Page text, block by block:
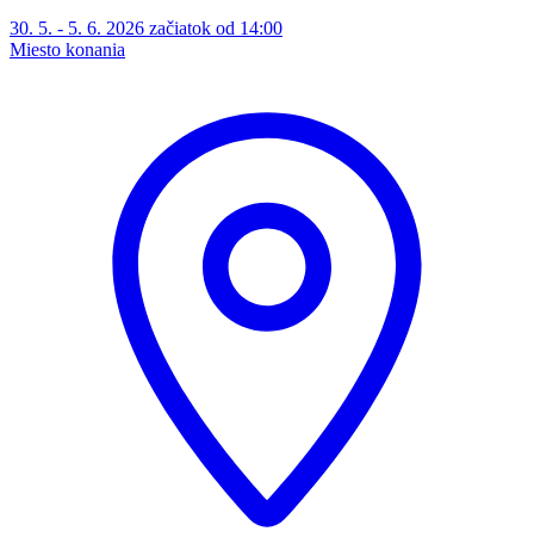
30. 5. - 5. 6. 2026 začiatok od 14:00
Miesto konania